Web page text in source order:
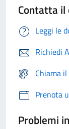
Contatta il
Leggi le
Richiedi
Chiama
Prenota
Problemi